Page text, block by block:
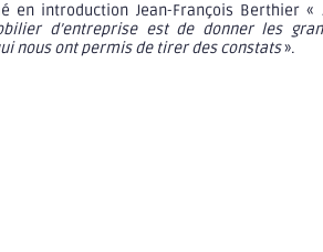
en introduction Jean-François Berthier «
d’entreprise est de donner les
nous ont permis de tirer des constats».